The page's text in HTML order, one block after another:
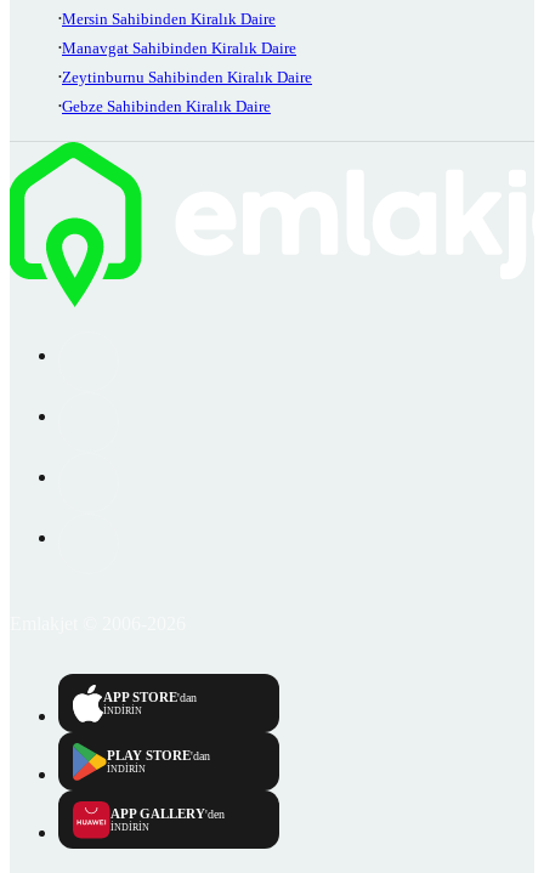
Mersin Sahibinden Kiralık Daire
Manavgat Sahibinden Kiralık Daire
Zeytinburnu Sahibinden Kiralık Daire
Gebze Sahibinden Kiralık Daire
APP STORE'dan
İNDİRİN
PLAY STORE'dan
İNDİRİN
APP GALLERY'den
İNDİRİN